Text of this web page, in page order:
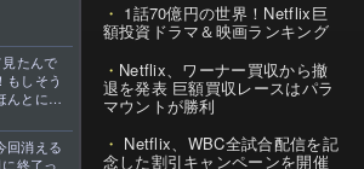
たんで
もしそう
とに大
回消える
終了っ
1話70億円の世界！Netflix巨
額投資ドラマ＆映画ランキング
Netflix、ワーナー買収から撤
退を発表 巨額買収レースはパラ
マウントが勝利
Netflix、WBC全試合配信を記
念した割引キャンペーンを開催